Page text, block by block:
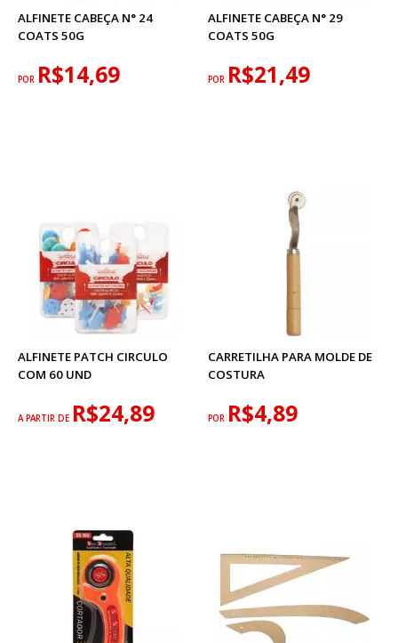
ALFINETE CABEÇA N° 24
COATS 50G
POR R$14,69
ALFINETE CABEÇA N° 29
COATS 50G
POR R$21,49
ALFINETE PATCH CIRCULO
COM 60 UND
A PARTIR DE R$24,89
CARRETILHA PARA MOLDE DE
COSTURA
POR R$4,89